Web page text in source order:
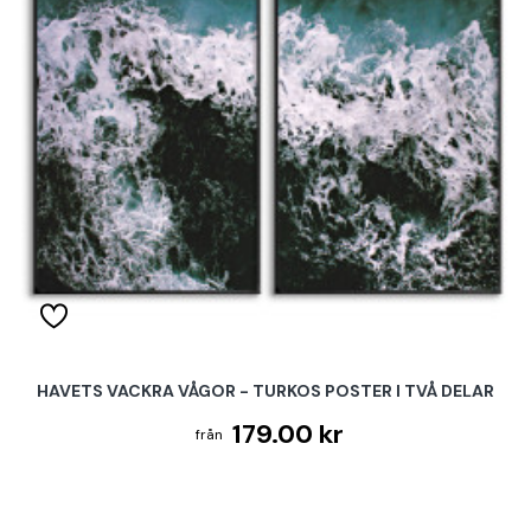
HAVETS VACKRA VÅGOR - TURKOS POSTER I TVÅ DELAR
179.00 kr